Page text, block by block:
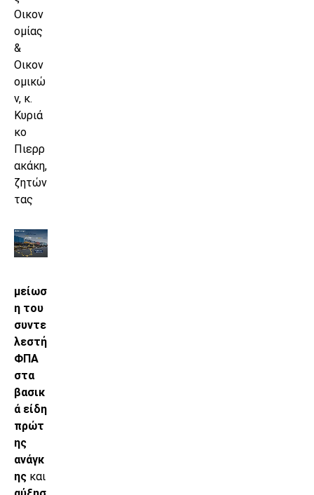
Οικον
ομίας
&
Οικον
ομικώ
ν, κ.
Κυριά
κο
Πιερρ
ακάκη,
ζητών
τας
μείωσ
η του
συντε
λεστή
ΦΠΑ
στα
βασικ
ά είδη
πρώτ
ης
ανάγκ
ης και